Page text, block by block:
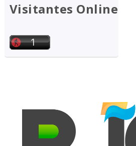
Visitantes Online